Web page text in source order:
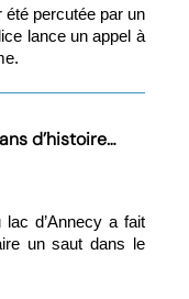
percutée par un
lance un appel à
d’histoire…
d’Annecy a fait
un saut dans le